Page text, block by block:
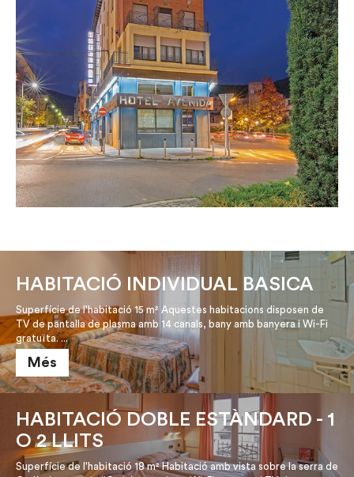
HABITACIÓ INDIVIDUAL BASICA
Superfície de l'habitació 15 m² Aquestes habitacions disposen de
TV de pantalla de plasma amb 14 canals, bany amb banyera i Wi-Fi
gratuïta. ...
Més
HABITACIÓ DOBLE ESTÀNDARD - 1
O 2 LLITS
Superfície de l'habitació 18 m² Habitació amb vista sobre la serra de